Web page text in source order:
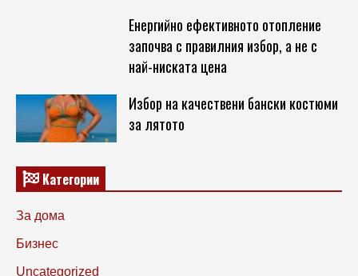
Енергийно ефективното отопление
започва с правилния избор, а не с
най-ниската цена
Избор на качествени бански костюми
за лятото
Категории
За дома
Бизнес
Uncategorized